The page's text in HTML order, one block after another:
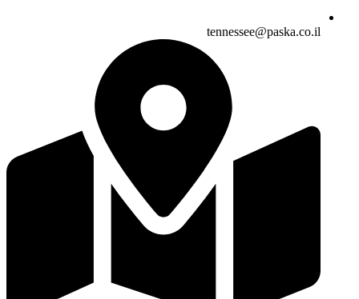
tennessee@paska.co.il